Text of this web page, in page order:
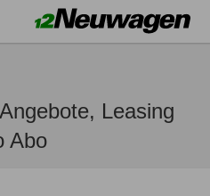
Leasing
Abo